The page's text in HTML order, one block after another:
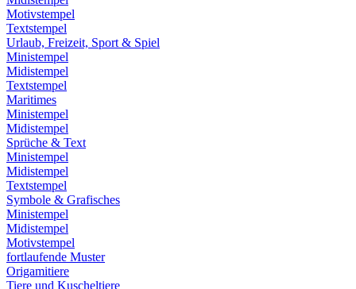
Motivstempel
Textstempel
Urlaub, Freizeit, Sport & Spiel
Ministempel
Midistempel
Textstempel
Maritimes
Ministempel
Midistempel
Sprüche & Text
Ministempel
Midistempel
Textstempel
Symbole & Grafisches
Ministempel
Midistempel
Motivstempel
fortlaufende Muster
Origamitiere
Tiere und Kuscheltiere